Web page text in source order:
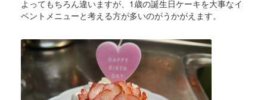
よってもちろん違いますが、1歳の誕生日ケーキを大事なイ
ベントメニューと考える方が多いのがうかがえます。